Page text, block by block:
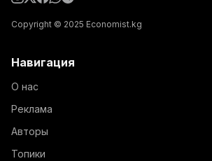
Copyright © 2025 Economist.kg
Навигация
О нас
Реклама
Авторы
Топики